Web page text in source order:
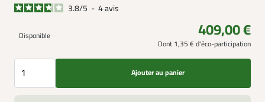
3.8/5 - 4avis
Disponible 409,00 €
Dont 1,35 € d'éco-participation
Ajouter au panier